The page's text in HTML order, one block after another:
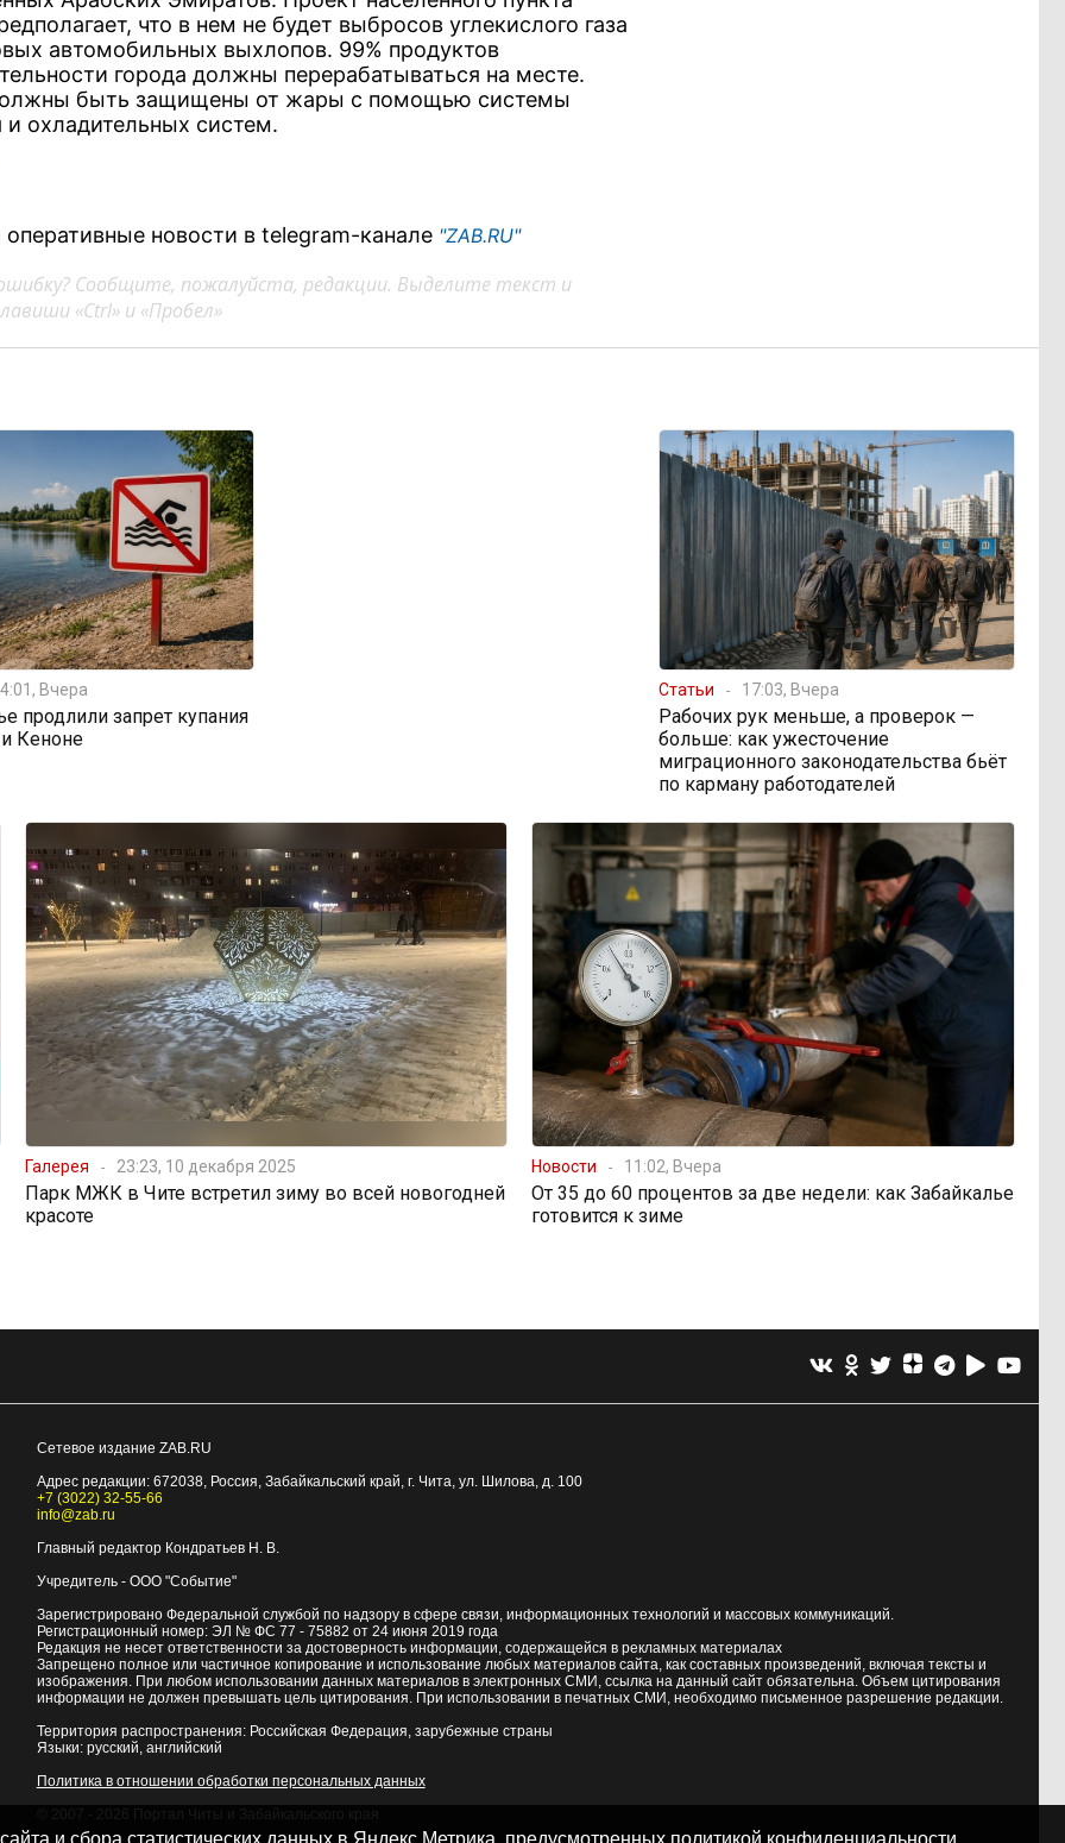
что в нем не будет выбросов углекислого газа
автомобильных выхлопов. 99% продуктов
города должны перерабатываться на месте.
быть защищены от жары с помощью системы
и охладительных систем.
новости в telegram-канале "ZAB.RU"
Сообщите, пожалуйста, редакции. Выделите текст и
«Ctrl» и «Пробел»
Вчера
продлили запрет купания
Кеноне
Статьи 17:03, Вчера
Рабочих рук меньше, а проверок —
больше: как ужесточение
миграционного законодательства бьёт
по карману работодателей
Галерея 23:23, 10 декабря 2025
Парк МЖК в Чите встретил зиму во всей новогодней
красоте
Новости 11:02, Вчера
От 35 до 60 процентов за две недели: как Забайкалье
готовится к зиме
Сетевое издание ZAB.RU
Адрес редакции: 672038, Россия, Забайкальский край, г. Чита, ул. Шилова, д. 100
+7 (3022) 32-55-66
info@zab.ru
Главный редактор Кондратьев Н. В.
Учредитель - ООО "Событие"
Зарегистрировано Федеральной службой по надзору в сфере связи, информационных технологий и массовых коммуникаций.
Регистрационный номер: ЭЛ № ФС 77 - 75882 от 24 июня 2019 года
Редакция не несет ответственности за достоверность информации, содержащейся в рекламных материалах
Запрещено полное или частичное копирование и использование любых материалов сайта, как составных произведений, включая тексты и
изображения. При любом использовании данных материалов в электронных СМИ, ссылка на данный сайт обязательна. Объем цитирования
информации не должен превышать цель цитирования. При использовании в печатных СМИ, необходимо письменное разрешение редакции.
Территория распространения: Российская Федерация, зарубежные страны
Языки: русский, английский
Политика в отношении обработки персональных данных
и сбора статистических данных в Яндекс.Метрика, предусмотренных политикой конфиденциальности